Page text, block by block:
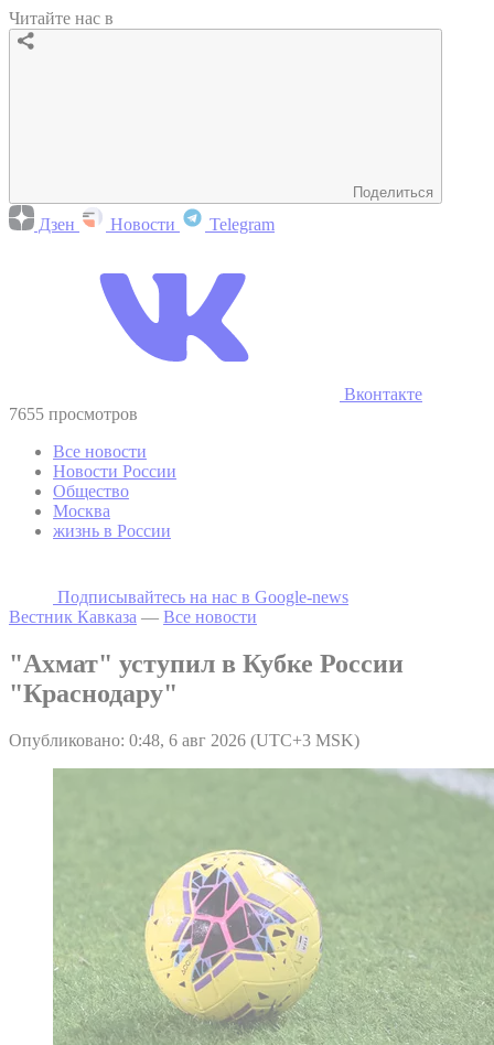
Читайте нас в
Поделиться
Дзен Новости Telegram
Вконтакте
7655 просмотров
Все новости
Новости России
Общество
Москва
жизнь в России
Подписывайтесь на наc в Google-news
Вестник Кавказа — Все новости
"Ахмат" уступил в Кубке России
"Краснодару"
Опубликовано: 0:48, 6 авг 2026 (UTC+3 MSK)